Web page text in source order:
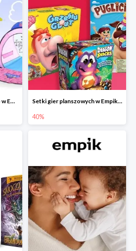
Zabawki ogrodowe na lato w Empiku do -45% Setki gier planszowych w Empiku do -40%
40%